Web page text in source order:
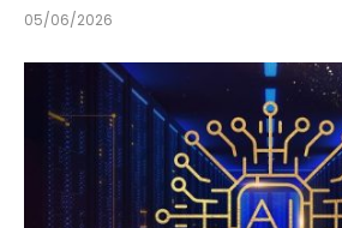
05/06/2026